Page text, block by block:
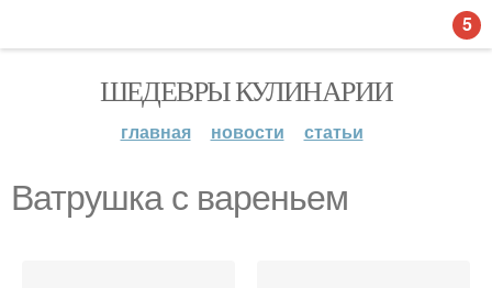
ШЕДЕВРЫ КУЛИНАРИИ
главная новости статьи
Ватрушка с вареньем
5